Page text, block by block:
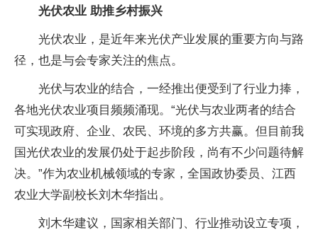
光伏农业 助推乡村振兴
光伏农业，是近年来光伏产业发展的重要方向与路
径，也是与会专家关注的焦点。
光伏与农业的结合，一经推出便受到了行业力捧，
各地光伏农业项目频频涌现。“光伏与农业两者的结合
可实现政府、企业、农民、环境的多方共赢。但目前我
国光伏农业的发展仍处于起步阶段，尚有不少问题待解
决。”作为农业机械领域的专家，全国政协委员、江西
农业大学副校长刘木华指出。
刘木华建议，国家相关部门、行业推动设立专项，